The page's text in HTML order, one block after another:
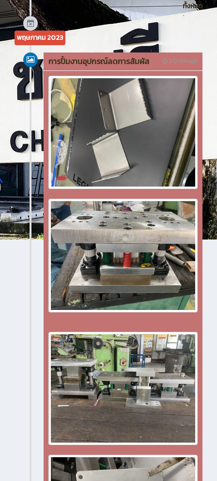
ทั้งหมด
พฤษภาคม 2023
3 ปี ที่ผ่านมา
การปั้มงานอุปกรณ์ลดการสัมผัส